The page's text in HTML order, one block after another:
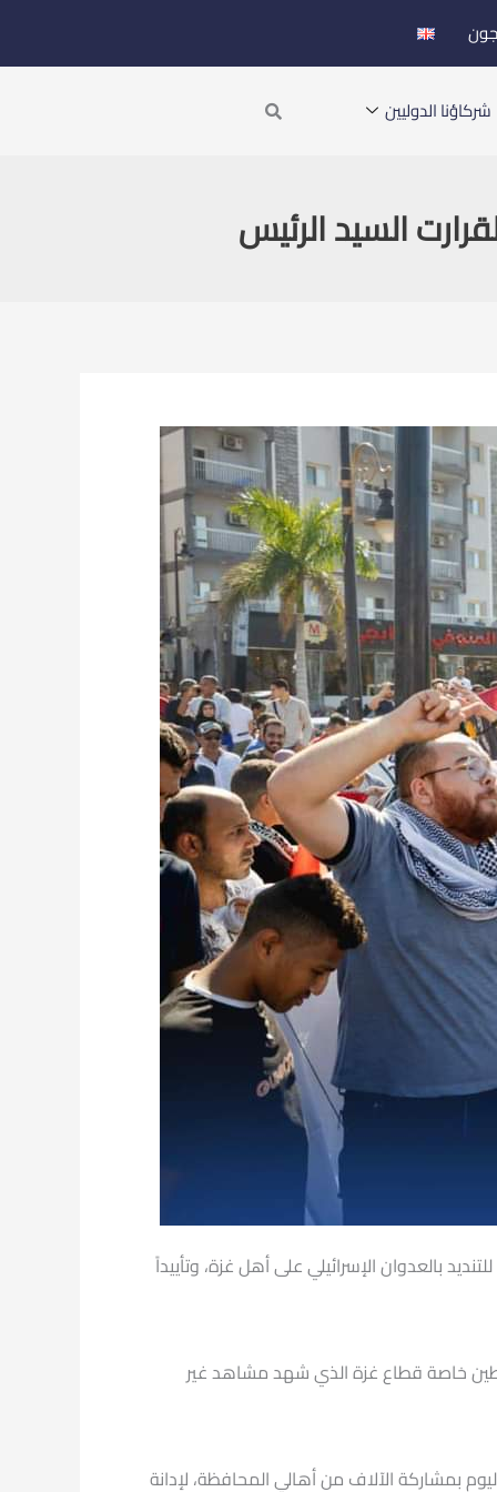
شركاؤنا الدوليين Search
السيد الرئيس
بالعدوان الإسرائيلي على أهل غزة، وتأييداً
بما يحدث في فلسطين خاصة قطاع غزة الذي شهد مشاهد غير
بمشاركة الآلاف من أهالي المحافظة، لإدانة